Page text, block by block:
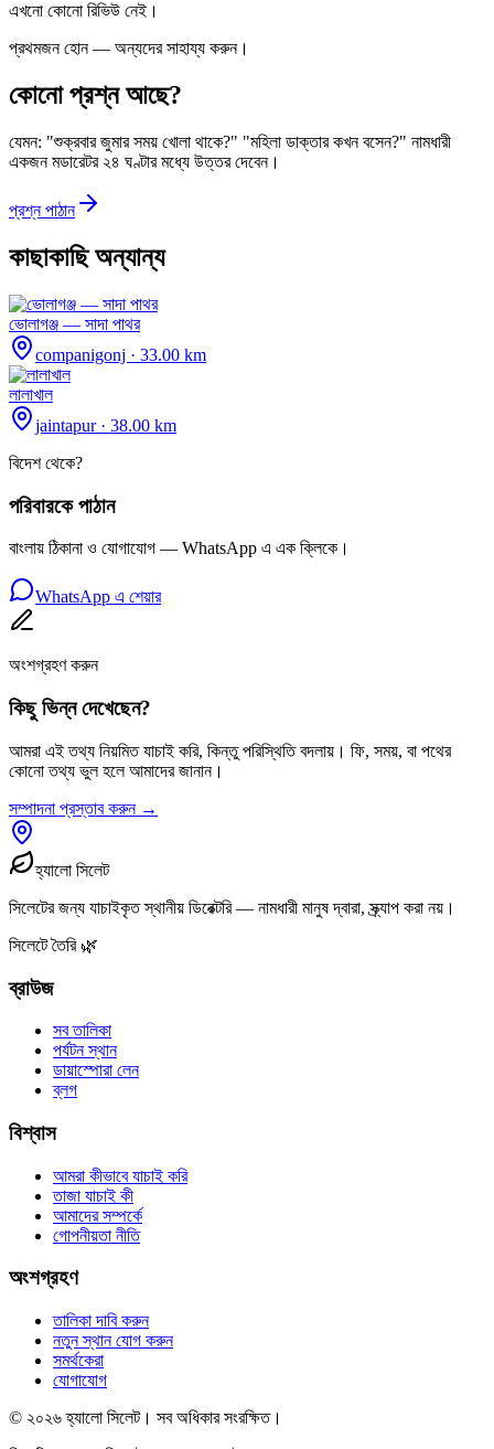
এখনো কোনো রিভিউ নেই।
প্রথমজন হোন — অন্যদের সাহায্য করুন।
কোনো প্রশ্ন আছে?
যেমন: "শুক্রবার জুমার সময় খোলা থাকে?" "মহিলা ডাক্তার কখন বসেন?" নামধারী
একজন মডারেটর ২৪ ঘণ্টার মধ্যে উত্তর দেবেন।
প্রশ্ন পাঠান
কাছাকাছি অন্যান্য
ভোলাগঞ্জ — সাদা পাথর
companigonj · 33.00 km
লালাখাল
jaintapur · 38.00 km
বিদেশ থেকে?
পরিবারকে পাঠান
বাংলায় ঠিকানা ও যোগাযোগ — WhatsApp এ এক ক্লিকে।
WhatsApp এ শেয়ার
অংশগ্রহণ করুন
কিছু ভিন্ন দেখেছেন?
আমরা এই তথ্য নিয়মিত যাচাই করি, কিন্তু পরিস্থিতি বদলায়। ফি, সময়, বা পথের
কোনো তথ্য ভুল হলে আমাদের জানান।
সম্পাদনা প্রস্তাব করুন →
হ্যালো সিলেট
সিলেটের জন্য যাচাইকৃত স্থানীয় ডিরেক্টরি — নামধারী মানুষ দ্বারা, স্ক্র্যাপ করা নয়।
সিলেটে তৈরি 🌿
ব্রাউজ
সব তালিকা
পর্যটন স্থান
ডায়াস্পোরা লেন
ব্লগ
বিশ্বাস
আমরা কীভাবে যাচাই করি
তাজা যাচাই কী
আমাদের সম্পর্কে
গোপনীয়তা নীতি
অংশগ্রহণ
তালিকা দাবি করুন
নতুন স্থান যোগ করুন
সমর্থকেরা
যোগাযোগ
© ২০২৬ হ্যালো সিলেট। সব অধিকার সংরক্ষিত।